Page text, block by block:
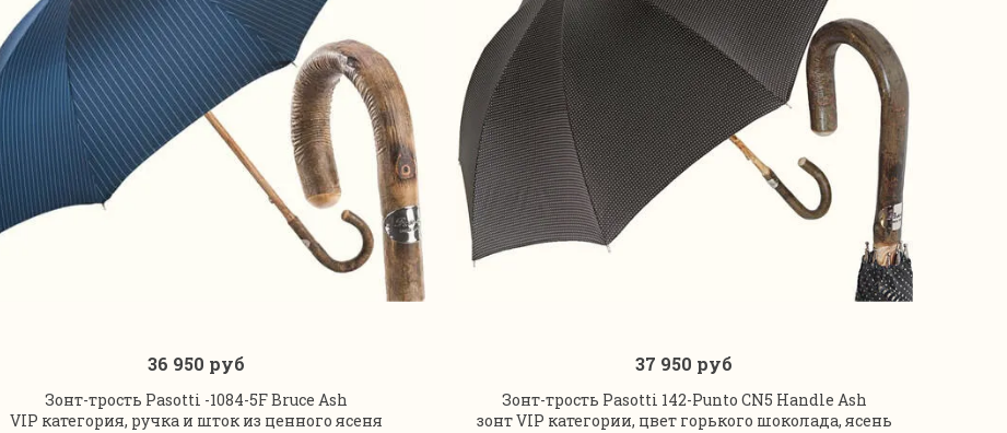
В корзину
36 950 руб
Зонт-трость Pasotti -1084-5F Bruce Ash
VIP категория, ручка и шток из ценного ясеня
В корзину
37 950 руб
Зонт-трость Pasotti 142-Punto CN5 Handle Ash
зонт VIP категории, цвет горького шоколада, ясень